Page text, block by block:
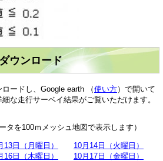
ウンロード
ードし、Google earth （使い方）で開いて
な走行サーベイ結果がご覧いただけます。
タを100ｍメッシュ地図で表示します）
13日（月曜日）
10月14日（火曜日）
16日（木曜日）
10月17日（金曜日）